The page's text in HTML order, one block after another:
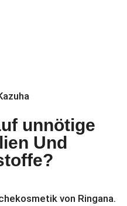
unnötige
Und
von Ringana.